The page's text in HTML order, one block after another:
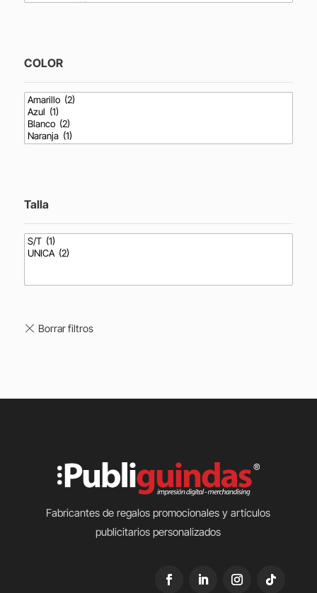
COLOR
Talla
Fabricantes de regalos promocionales y artículos
publicitarios personalizados